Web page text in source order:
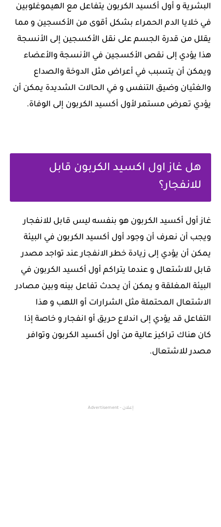
البشرية و أول أكسيد الكربون يتفاعل مع الهيموغلوبين
في خلايا الدم الحمراء بشكل أقوى من الأكسجين و مما
يقلل من قدرة الجسم على نقل الأكسجين إلى الأنسجة
هذا يؤدي إلى نقص الأكسجين في الأنسجة والأعضاء
ويمكن أن يتسبب في أعراض مثل الدوخة والصداع
والغثيان وضيق التنفس و في الحالات الشديدة يمكن أن
يؤدي تعرض مستمر لأول أكسيد الكربون إلى الوفاة.
هل غاز اول اكسيد الكربون قابل
للانفجار؟
غاز أول أكسيد الكربون هو بنفسه ليس قابل للانفجار
ويجب أن نعرف أن وجود أول أكسيد الكربون في البيئة
يمكن أن يؤدي إلى زيادة خطر الانفجار عند تواجد مصدر
قابل للاشتعال و عندما يتراكم أول أكسيد الكربون في
البيئة المغلقة و يمكن أن يحدث تفاعل بينه وبين مصادر
الاشتعال المحتملة مثل الشرارات أو اللهب و هذا
التفاعل قد يؤدي إلى اندلاع حريق أو انفجار و خاصة إذا
كان هناك تراكيز عالية من أول أكسيد الكربون وتوافر
مصدر للاشتعال.
إعلان - Advertisement